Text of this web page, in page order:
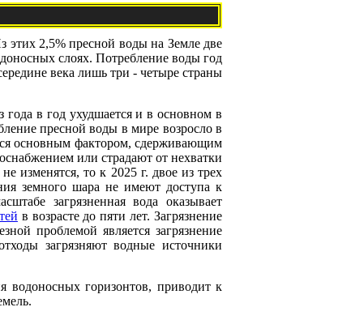
этих 2,5% пресной воды на Земле две
слоях. Потребление воды год
века лишь три - четыре страны
в год ухудшается и в основном в
пресной воды в мире возросло в
основным фактором, сдерживающим
или страдают от нехватки
изменятся, то к 2025 г. двое из трех
земного шара не имеют доступа к
загрязненная вода оказывает
в возрасте до пяти лет. Загрязнение
проблемой является загрязнение
загрязняют водные источники
горизонтов, приводит к